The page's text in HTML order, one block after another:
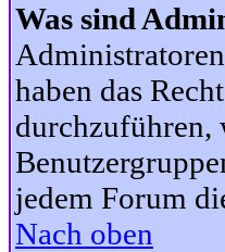
Was sind
haben das
durchzuführen,
jedem Forum
Nach oben